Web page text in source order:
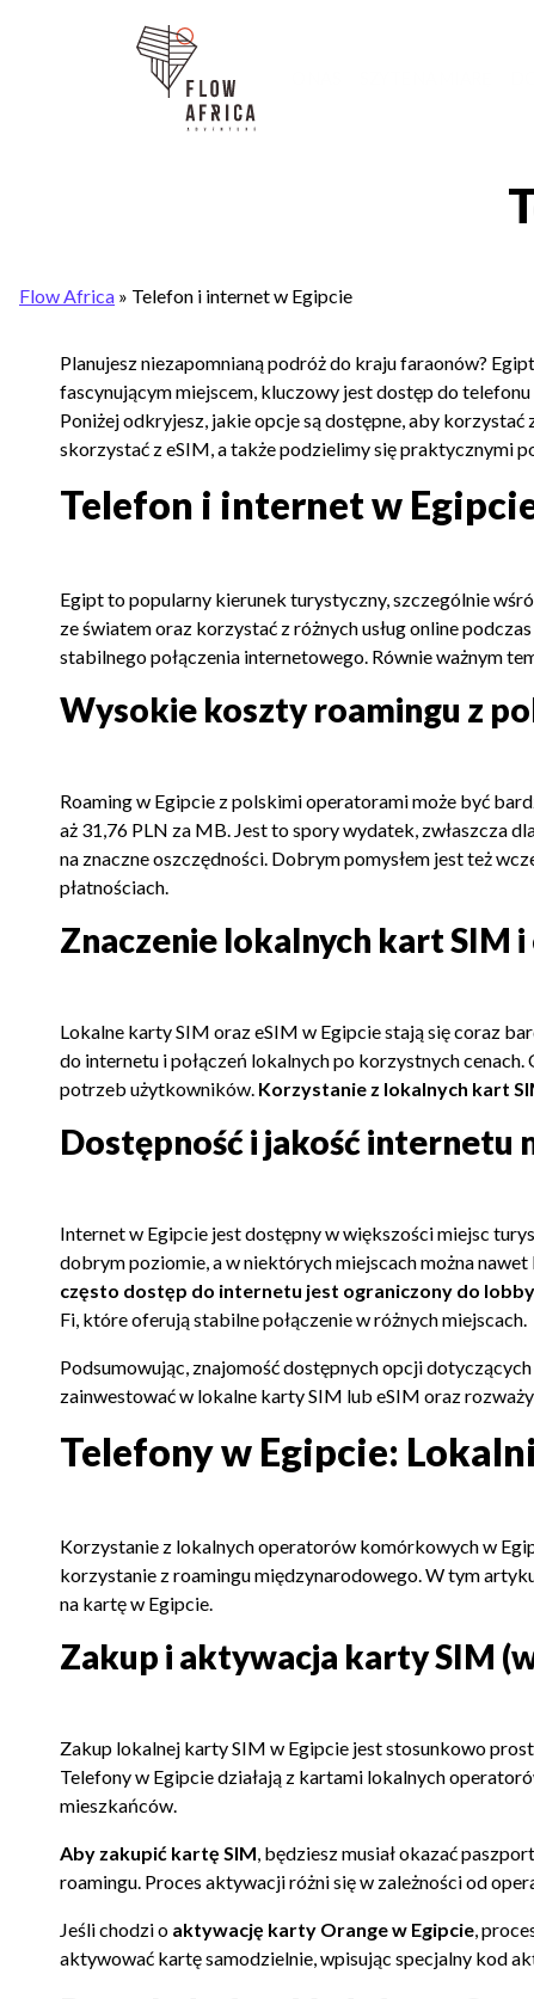
Flow Africa » Telefon i internet w Egipcie
Planujesz niezapomnianą podróż do kraju faraonów?
fascynującym miejscem, kluczowy jest dostęp do
Poniżej odkryjesz, jakie opcje są dostępne, aby
skorzystać z eSIM, a także podzielimy się praktycznymi
Telefon i internet w
Egipt to popularny kierunek turystyczny, szczególnie
ze światem oraz korzystać z różnych usług online
stabilnego połączenia internetowego. Równie ważnym
Wysokie koszty roamingu z
Roaming w Egipcie z polskimi operatorami może być
aż 31,76 PLN za MB. Jest to spory wydatek, zwłaszcza
na znaczne oszczędności. Dobrym pomysłem jest też
płatnościach.
Znaczenie lokalnych kart SIM i
Lokalne karty SIM oraz eSIM w Egipcie stają się coraz
do internetu i połączeń lokalnych po korzystnych
potrzeb użytkowników. Korzystanie z lokalnych kart
Dostępność i jakość internetu
Internet w Egipcie jest dostępny w większości miejsc
dobrym poziomie, a w niektórych miejscach można
często dostęp do internetu jest ograniczony do
Fi, które oferują stabilne połączenie w różnych miejscach.
Podsumowując, znajomość dostępnych opcji
zainwestować w lokalne karty SIM lub eSIM oraz
Telefony w Egipcie:
Korzystanie z lokalnych operatorów komórkowych w
korzystanie z roamingu międzynarodowego. W tym
na kartę w Egipcie.
Zakup i aktywacja karty SIM
Zakup lokalnej karty SIM w Egipcie jest stosunkowo
Telefony w Egipcie działają z kartami lokalnych
mieszkańców.
Aby zakupić kartę SIM, będziesz musiał okazać
roamingu. Proces aktywacji różni się w zależności od
Jeśli chodzi o aktywację karty Orange w Egipcie,
aktywować kartę samodzielnie, wpisując specjalny kod